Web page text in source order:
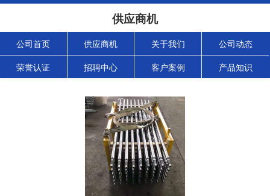
供应商机
公司首页 供应商机 关于我们 公司动态
荣誉认证 招聘中心 客户案例 产品知识